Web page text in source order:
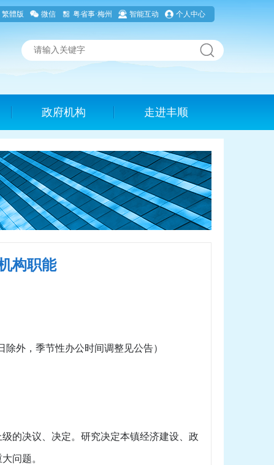
繁體版 微信 粤省事·梅州 智能互动 个人中心
政府机构 走进丰顺
构职能
外，季节性办公时间调整见公告）
决议、决定。研究决定本镇经济建设、政
问题。